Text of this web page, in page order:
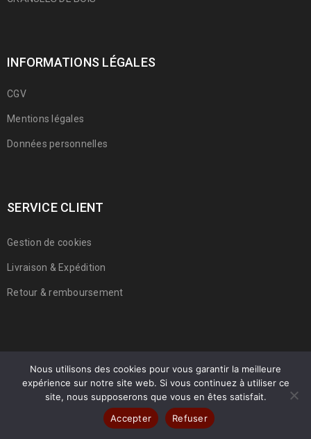
INFORMATIONS LÉGALES
CGV
Mentions légales
Données personnelles
SERVICE CLIENT
Gestion de cookies
Livraison & Expédition
Retour & remboursement
© 2022 Franmarche. Tous droits réservés.
Nous utilisons des cookies pour vous garantir la meilleure
expérience sur notre site web. Si vous continuez à utiliser ce
site, nous supposerons que vous en êtes satisfait.
Accepter
Refuser